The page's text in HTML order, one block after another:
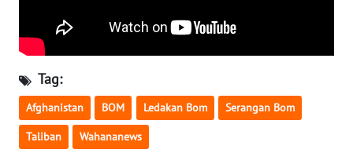
Tag:
Afghanistan BOM Ledakan Bom Serangan Bom
Taliban Wahananews
WN
JAMBI
WN
SULTRA